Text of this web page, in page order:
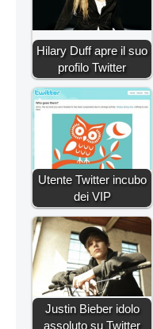
Hilary Duff apre il suo
profilo Twitter
Utente Twitter incubo
dei VIP
Justin Bieber idolo
assoluto su Twitter